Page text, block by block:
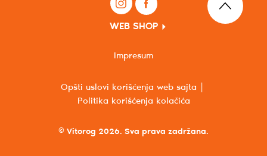
WEB SHOP
© Vitorog 2026. Sva prava zadržana.
Opšti uslovi korišćenja web sajta
Politika korišćenja kolačića
Impresum